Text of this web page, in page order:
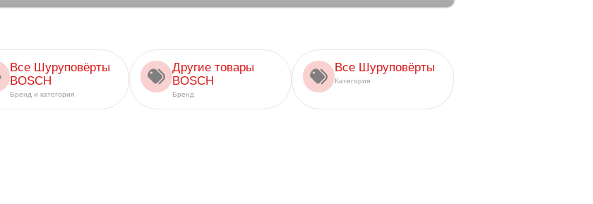
Все Шуруповёрты
BOSCH
Бренд и категория
Другие товары
BOSCH
Бренд
Все Шуруповёрты
Категория